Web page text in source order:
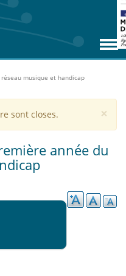
musique et handicap
×
sont closes.
année du